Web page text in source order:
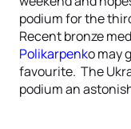
podium for the
Recent bronze
Polikarpenko may
favourite. The
podium an